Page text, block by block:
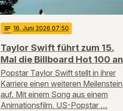
notes 16. Juni 2026 07:50
Taylor Swift führt zum 15.
Mal die Billboard Hot 100 an
Popstar Taylor Swift stellt in ihrer
Karriere einen weiteren Meilenstein
auf. Mit einem Song aus einem
Animationsfilm. US-Popstar …